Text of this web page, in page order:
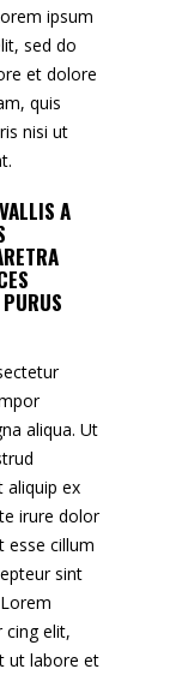
ipsum
sed do
et dolore
quis
nisi ut
A
aliqua. Ut
aliquip ex
irure dolor
esse cillum
sint
elit,
ut labore et